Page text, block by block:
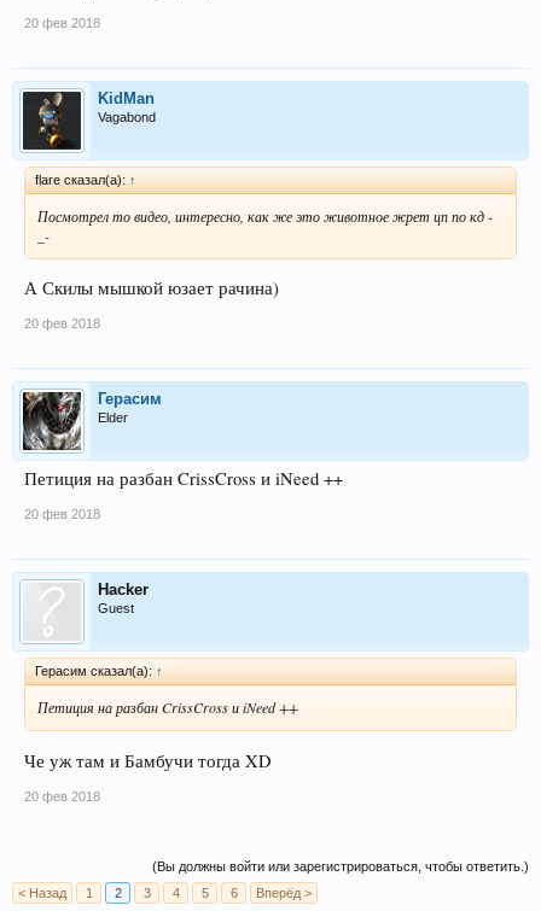
20 фев 2018
KidMan
Vagabond
flare сказал(а): ↑
Посмотрел то видео, интересно, как же это животное жрет цп по кд -
_-
А Скилы мышкой юзает рачина)
20 фев 2018
Герасим
Elder
Петиция на разбан CrissCross и iNeed ++
20 фев 2018
Hacker
Guest
Герасим сказал(а): ↑
Петиция на разбан CrissCross и iNeed ++
Че уж там и Бамбучи тогда XD
20 фев 2018
(Вы должны войти или зарегистрироваться, чтобы ответить.)
< Назад
1 2 3 4 5 6 Вперёд >